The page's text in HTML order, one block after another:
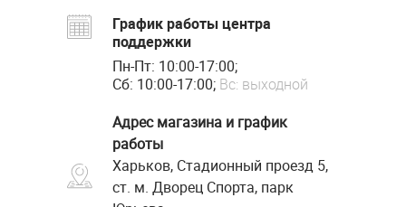
График работы центра
поддержки
Пн-Пт: 10:00-17:00;
Сб: 10:00-17:00; Вс: выходной
Адрес магазина и график
работы
Харьков, Стадионный проезд 5,
ст. м. Дворец Спорта, парк